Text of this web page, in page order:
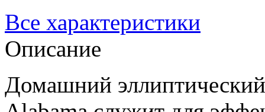
Все характеристики
Описание
Домашний